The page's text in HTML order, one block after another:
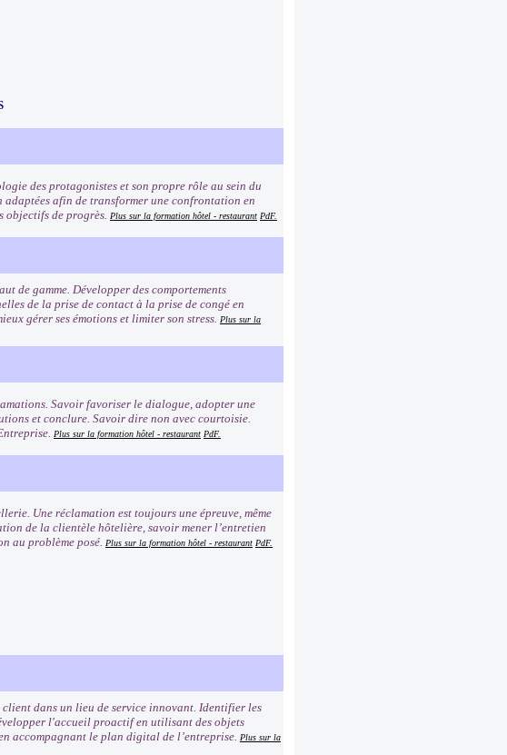
des protagonistes et son propre rôle au sein du
afin de transformer une confrontation en
objectifs de progrès. Plus sur la formation hôtel - restaurant PdF.
de gamme. Développer des comportements
de la prise de contact à la prise de congé en
gérer ses émotions et limiter son stress. Plus sur la
Savoir favoriser le dialogue, adopter une
et conclure. Savoir dire non avec courtoisie.
Plus sur la formation hôtel - restaurant PdF.
Une réclamation est toujours une épreuve, même
de la clientèle hôtelière, savoir mener l’entretien
au problème posé. Plus sur la formation hôtel - restaurant PdF.
client dans un lieu de service innovant. Identifier les
l'accueil proactif en utilisant des objets
accompagnant le plan digital de l’entreprise. Plus sur la